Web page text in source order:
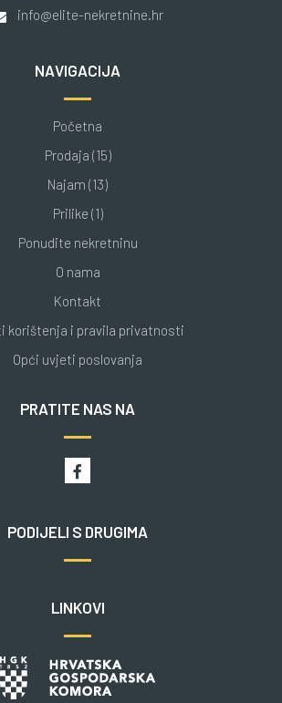
info@elite-nekretnine.hr
NAVIGACIJA
Početna
Prodaja (15)
Najam (13)
Prilike (1)
Ponudite nekretninu
O nama
Kontakt
korištenja i pravila privatnosti
Opći uvjeti poslovanja
PRATITE NAS NA
PODIJELI S DRUGIMA
LINKOVI